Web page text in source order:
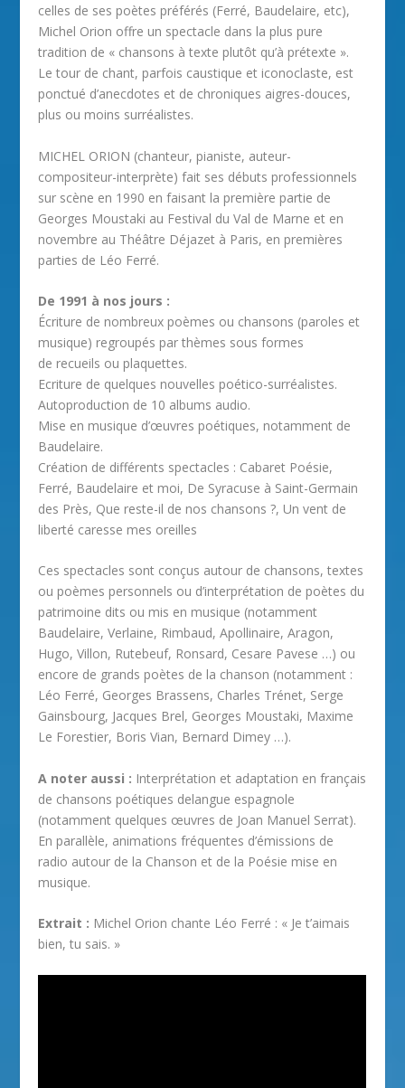
celles de ses poètes préférés (Ferré, Baudelaire, etc),
Michel Orion offre un spectacle dans la plus pure
tradition de « chansons à texte plutôt qu’à prétexte ».
Le tour de chant, parfois caustique et iconoclaste, est
ponctué d’anecdotes et de chroniques aigres-douces,
plus ou moins surréalistes.
MICHEL ORION (chanteur, pianiste, auteur-
compositeur-interprète) fait ses débuts professionnels
sur scène en 1990 en faisant la première partie de
Georges Moustaki au Festival du Val de Marne et en
novembre au Théâtre Déjazet à Paris, en premières
parties de Léo Ferré.
De 1991 à nos jours :
Écriture de nombreux poèmes ou chansons (paroles et
musique) regroupés par thèmes sous formes
de recueils ou plaquettes.
Ecriture de quelques nouvelles poético-surréalistes.
Autoproduction de 10 albums audio.
Mise en musique d’œuvres poétiques, notamment de
Baudelaire.
Création de différents spectacles : Cabaret Poésie,
Ferré, Baudelaire et moi, De Syracuse à Saint-Germain
des Près, Que reste-il de nos chansons ?, Un vent de
liberté caresse mes oreilles
Ces spectacles sont conçus autour de chansons, textes
ou poèmes personnels ou d’interprétation de poètes du
patrimoine dits ou mis en musique (notamment
Baudelaire, Verlaine, Rimbaud, Apollinaire, Aragon,
Hugo, Villon, Rutebeuf, Ronsard, Cesare Pavese …) ou
encore de grands poètes de la chanson (notamment :
Léo Ferré, Georges Brassens, Charles Trénet, Serge
Gainsbourg, Jacques Brel, Georges Moustaki, Maxime
Le Forestier, Boris Vian, Bernard Dimey …).
A noter aussi : Interprétation et adaptation en français
de chansons poétiques delangue espagnole
(notamment quelques œuvres de Joan Manuel Serrat).
En parallèle, animations fréquentes d’émissions de
radio autour de la Chanson et de la Poésie mise en
musique.
Extrait : Michel Orion chante Léo Ferré : « Je t’aimais
bien, tu sais. »